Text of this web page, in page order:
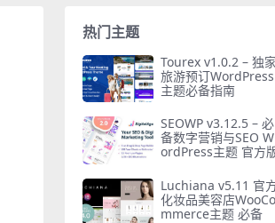
热门主题
Tourex v1.0.2 – 独家
旅游预订WordPress
主题必备指南
SEOWP v3.12.5 – 必
备数字营销与SEO W
ordPress主题 官方
Luchiana v5.11 官
化妆品美容店WooCo
mmerce主题 必备